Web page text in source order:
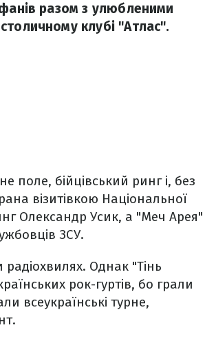
разом з улюбленими
клубі "Атлас".
поле, бійцівський ринг і, без
візитівкою Національної
Олександр Усик, а "Меч Арея"
ЗСУ.
Однак "Тінь
рок-гуртів, бо грали
всеукраїнські турне,